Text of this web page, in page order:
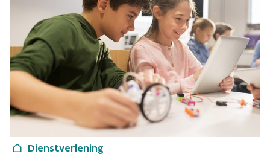
Dienstverlening